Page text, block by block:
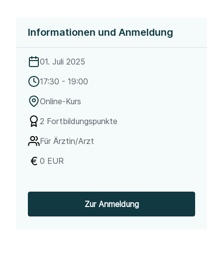
Informationen und Anmeldung
01. Juli 2025
17:30 - 19:00
Online-Kurs
2 Fortbildungspunkte
Für Ärztin/Arzt
0 EUR
Zur Anmeldung